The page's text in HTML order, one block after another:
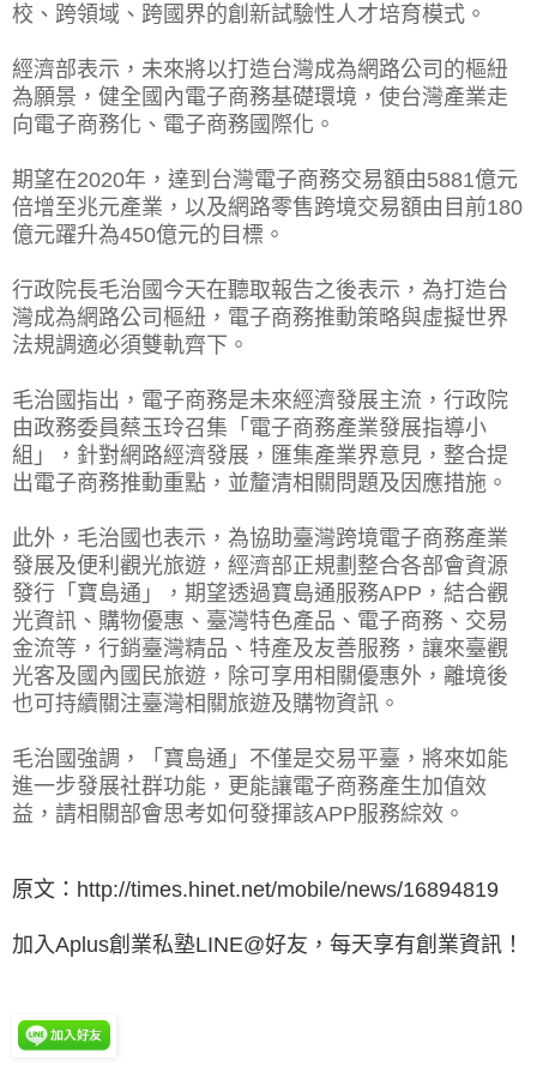
校、跨領域、跨國界的創新試驗性人才培育模式。
經濟部表示，未來將以打造台灣成為網路公司的樞紐
為願景，健全國內電子商務基礎環境，使台灣產業走
向電子商務化、電子商務國際化。
期望在2020年，達到台灣電子商務交易額由5881億元
倍增至兆元產業，以及網路零售跨境交易額由目前180
億元躍升為450億元的目標。
行政院長毛治國今天在聽取報告之後表示，為打造台
灣成為網路公司樞紐，電子商務推動策略與虛擬世界
法規調適必須雙軌齊下。
毛治國指出，電子商務是未來經濟發展主流，行政院
由政務委員蔡玉玲召集「電子商務產業發展指導小
組」，針對網路經濟發展，匯集產業界意見，整合提
出電子商務推動重點，並釐清相關問題及因應措施。
此外，毛治國也表示，為協助臺灣跨境電子商務產業
發展及便利觀光旅遊，經濟部正規劃整合各部會資源
發行「寶島通」，期望透過寶島通服務APP，結合觀
光資訊、購物優惠、臺灣特色產品、電子商務、交易
金流等，行銷臺灣精品、特產及友善服務，讓來臺觀
光客及國內國民旅遊，除可享用相關優惠外，離境後
也可持續關注臺灣相關旅遊及購物資訊。
毛治國強調，「寶島通」不僅是交易平臺，將來如能
進一步發展社群功能，更能讓電子商務產生加值效
益，請相關部會思考如何發揮該APP服務綜效。
原文： http://times.hinet.net/mobile/news/16894819
加入Aplus創業私塾LINE@好友，每天享有創業資訊！